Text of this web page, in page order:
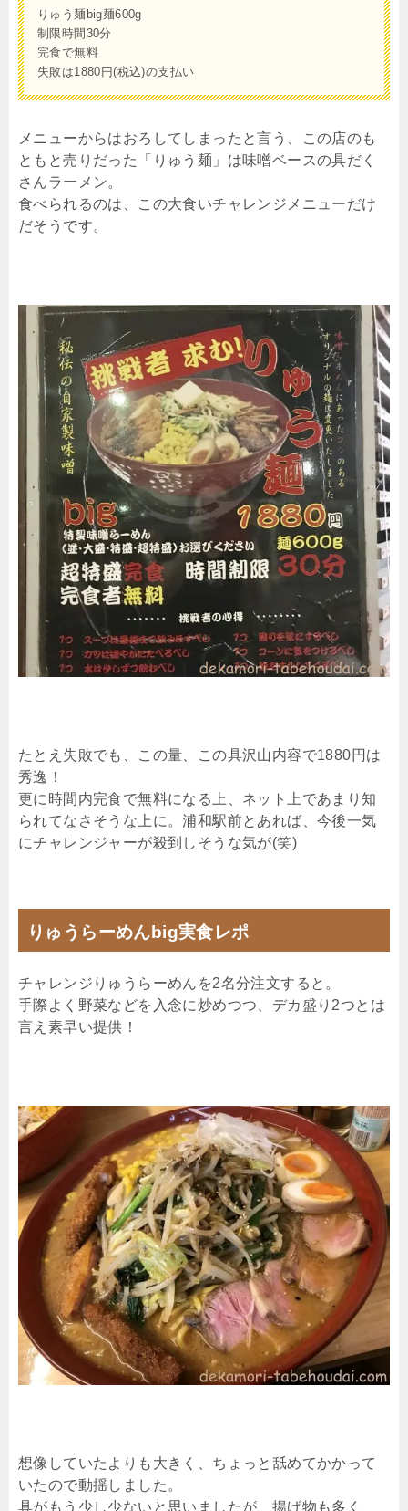
りゅう麺big麺600g
制限時間30分
完食で無料
失敗は1880円(税込)の支払い
メニューからはおろしてしまったと言う、この店のも
ともと売りだった「りゅう麺」は味噌ベースの具だく
さんラーメン。
食べられるのは、この大食いチャレンジメニューだけ
だそうです。
たとえ失敗でも、この量、この具沢山内容で1880円は
秀逸！
更に時間内完食で無料になる上、ネット上であまり知
られてなさそうな上に。浦和駅前とあれば、今後一気
にチャレンジャーが殺到しそうな気が(笑)
りゅうらーめんbig実食レポ
チャレンジりゅうらーめんを2名分注文すると。
手際よく野菜などを入念に炒めつつ、デカ盛り2つとは
言え素早い提供！
想像していたよりも大きく、ちょっと舐めてかかって
いたので動揺しました。
具がもう少し少ないと思いましたが、揚げ物も多く、